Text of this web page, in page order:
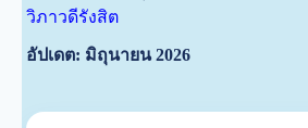
วิภาวดีรังสิต
อัปเดต: มิถุนายน 2026